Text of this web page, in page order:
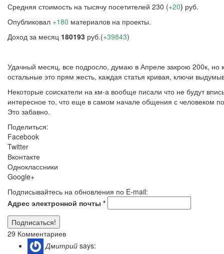
Средняя стоимость на тысячу посетителей 230 (+20) руб.
Опубликовал +180 материалов на проекты.
Доход за месяц 180193 руб.(+39843)
Удачный месяц, все подросло, думаю в Апреле закрою 200к, но
остальные это прям жесть, каждая статья кривая, ключи
Некоторые соискатели на км-а вообще писали что не будут
интересное то, что еще в самом начале общения с человеком
Это забавно.
Поделиться:
Facebook
Twitter
Вконтакте
Одноклассники
Google+
Подписывайтесь на обновления по E-mail:
Адрес электронной почты *
29 Комментариев
Дмитрий says: